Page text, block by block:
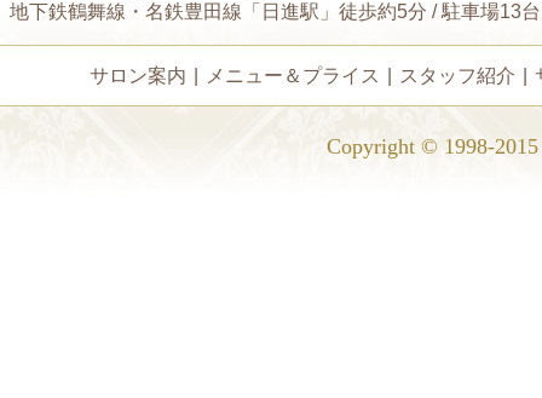
地下鉄鶴舞線・名鉄豊田線「日進駅」徒歩約5分 / 駐車場13
サロン案内 メニュー＆プライス スタッフ紹介
Copyright © 1998-